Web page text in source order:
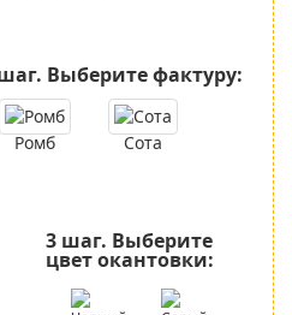
Выберите фактуру:
Ромб Сота
3 шаг. Выберите
цвет окантовки: